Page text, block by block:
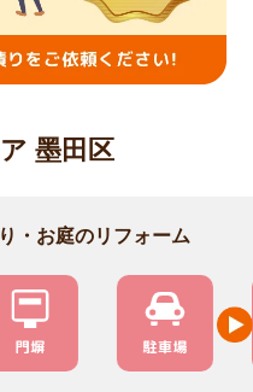
墨田区
・お庭のリフォーム